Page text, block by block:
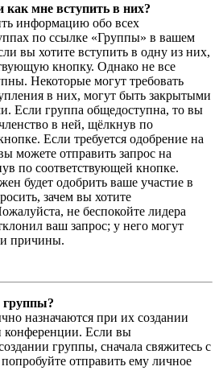
как мне вступить в них?
информацию обо всех
по ссылке «Группы» в вашем
вы хотите вступить в одну из них,
кнопку. Однако не все
Некоторые могут требовать
в них, могут быть закрытыми
Если группа общедоступна, то вы
в ней, щёлкнув по
Если требуется одобрение на
можете отправить запрос на
по соответствующей кнопке.
будет одобрить ваше участие в
зачем вы хотите
не беспокойте лидера
ваш запрос; у него могут
причины.
группы?
назначаются при их создании
конференции. Если вы
группы, сначала свяжитесь с
отправить ему личное